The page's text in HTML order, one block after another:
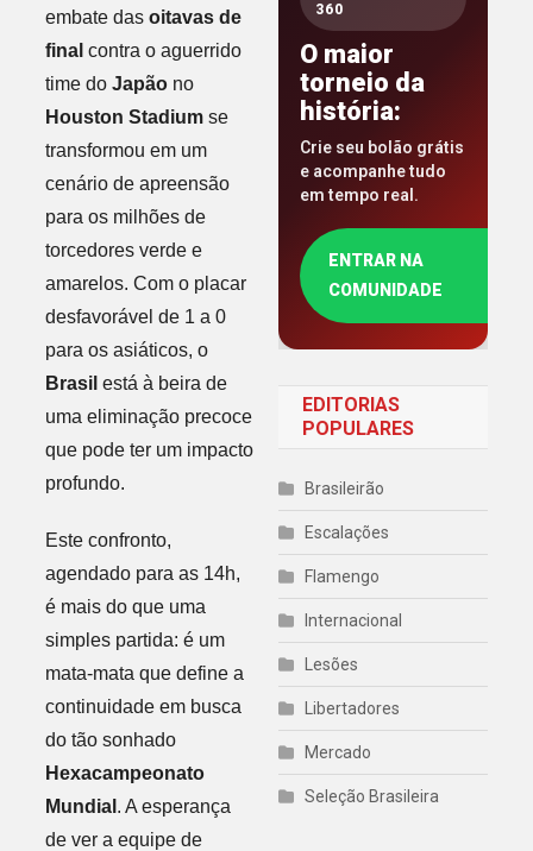
embate das oitavas de
final contra o aguerrido
time do Japãono
Houston Stadiumse
transformou em um
cenário de apreensão
para os milhões de
torcedores verde e
amarelos. Com o placar
desfavorável de 1 a 0
para os asiáticos, o
Brasil está à beira de
uma eliminação precoce
que pode ter um impacto
profundo.
Este confronto,
agendado para as 14h,
é mais do que uma
simples partida: é um
mata-mata que define a
continuidade em busca
do tão sonhado
Hexacampeonato
Mundial . A esperança
de ver a equipe de
360
O maior
torneio da
história:
Crie seu bolão grátis
e acompanhe tudo
em tempo real.
ENTRAR NA
COMUNIDADE
EDITORIAS
POPULARES
Brasileirão
Escalações
Flamengo
Internacional
Lesões
Libertadores
Mercado
Seleção Brasileira